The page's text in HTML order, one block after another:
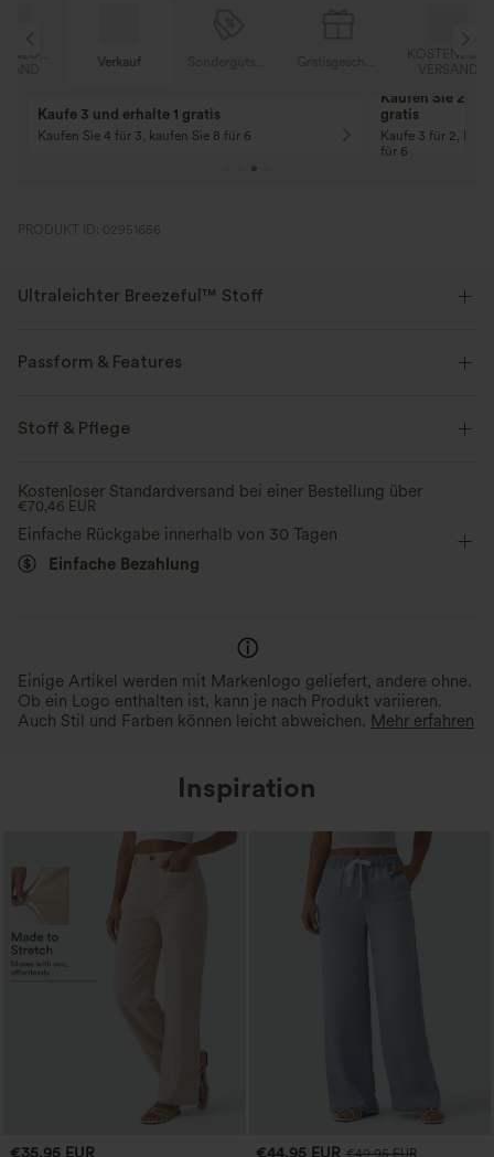
Verkauf
KOSTENLOSER
Kaufe 3 und erhalte 1 gratis
Kaufen Sie 4 für 3, kaufen Sie 8 für 6
Kaufen Sie 2
gratis
Kaufe 3 für 2,
für 6
PRODUKT ID: 02951656
Ultraleichter Breezeful™ Stoff
schnell trocknet, um zusätzlichen Komfort zu bieten.
Passform & Features
Tanzen
Stoff & Pflege
Kostenloser Standardversand bei einer Bestellung über
€70,46 EUR
Einfache Rückgabe innerhalb von 30 Tagen
Einfache Bezahlung
Einige Artikel werden mit Markenlogo geliefert, andere ohne.
Ob ein Logo enthalten ist, kann je nach Produkt variieren.
Auch Stil und Farben können leicht abweichen. Mehr erfahren
Inspiration
€35,95 EUR €44,95 EUR €49,95 EUR